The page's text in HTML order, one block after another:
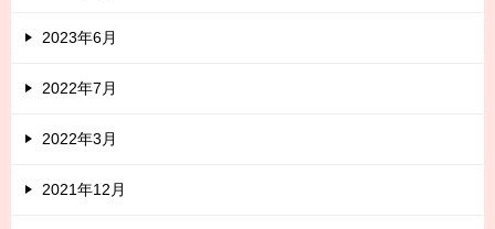
2023年6月
2022年7月
2022年3月
2021年12月